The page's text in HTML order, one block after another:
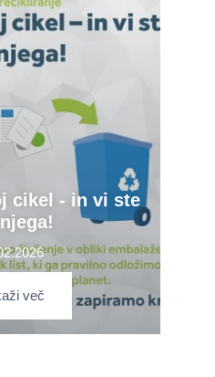
cikel - in vi ste
več